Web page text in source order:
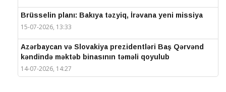
Brüsselin planı: Bakıya təzyiq, İrəvana yeni missiya
15-07-2026, 13:33
Azərbaycan və Slovakiya prezidentləri Baş Qərvənd
kəndində məktəb binasının təməli qoyulub
14-07-2026, 14:27